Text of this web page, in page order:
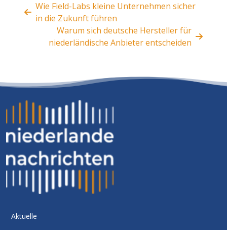
Wie Field-Labs kleine Unternehmen sicher
in die Zukunft führen
Warum sich deutsche Hersteller für
niederländische Anbieter entscheiden
Aktuelle